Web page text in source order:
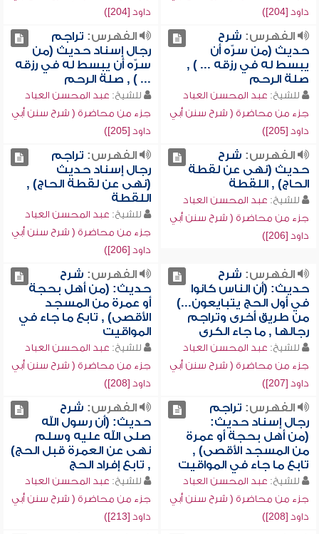
داود [204])
داود [204])
الفهرس: شرح
حديث (من سرّه أن
يبسط له في رزقه ... ) ,
صلة الرحم
للشيخ: عبد المحسن العباد
جزء من محاضرة ( شرح سنن أبي
داود [205])
الفهرس: تراجم
رجال إسناد حديث (من
سرّه أن يبسط له في رزقه
... ) , صلة الرحم
للشيخ: عبد المحسن العباد
جزء من محاضرة ( شرح سنن أبي
داود [205])
الفهرس: شرح
حديث (نهى عن لقطة
الحاج) , اللقطة
للشيخ: عبد المحسن العباد
جزء من محاضرة ( شرح سنن أبي
داود [206])
الفهرس: تراجم
رجال إسناد حديث
(نهى عن لقطة الحاج) ,
اللقطة
للشيخ: عبد المحسن العباد
جزء من محاضرة ( شرح سنن أبي
داود [206])
الفهرس: شرح
حديث: (أن الناس كانوا
في أول الحج يتبايعون...)
من طريق أخرى وتراجم
رجالها , ما جاء الكرى
للشيخ: عبد المحسن العباد
جزء من محاضرة ( شرح سنن أبي
داود [207])
الفهرس: شرح
حديث: (من أهل بحجة
أو عمرة من المسجد
الأقصى) , تابع ما جاء في
المواقيت
للشيخ: عبد المحسن العباد
جزء من محاضرة ( شرح سنن أبي
داود [208])
الفهرس: تراجم
رجال إسناد حديث:
(من أهل بحجة أو عمرة
من المسجد الأقصى) ,
تابع ما جاء في المواقيت
للشيخ: عبد المحسن العباد
جزء من محاضرة ( شرح سنن أبي
داود [208])
الفهرس: شرح
حديث: (أن رسول الله
صلى الله عليه وسلم
نهى عن العمرة قبل الحج)
, تابع إفراد الحج
للشيخ: عبد المحسن العباد
جزء من محاضرة ( شرح سنن أبي
داود [213])